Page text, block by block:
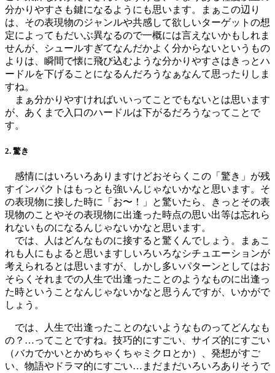
分かりやすさも鍵になるようにも思います。まぁこの辺り
は、その表現物のジャンルや共感して欲しいターゲットの想
定によってもだいぶ異なるので一概には言えないかもしれま
せんが、シュールすぎてなんだかよく分からないというもの
よりは、瞬間で懐に飛び込むような分かりやすさはきっとハ
ードルを下げることになるんだろうなぁなんて思ったりしま
すね。
まぁ分かりやすければいいってことでもないとは思います
が、あくまで入口のハードルは下がるだろうなってことで
す。
2. 驚き
感情にはいろいろありますけどおそらくこの「驚き」が残
すインパクトはもっとも強いんじゃないかなと思います。そ
の表現物に接した時に「お〜！」と驚いたら、きっとその表
現物のことやその表現物に出逢った時点の思い出等は忘れら
れないものになるんじゃないかなと思います。
では、人はどんなものに接すると驚くんでしょう。まぁこ
れも人にもよると思いますしいろいろなシチュエーションが
考えられるとは思いますが、しかし多いパターンとしてはお
そらくそれまでの人生で出逢ったことのようなものに出逢っ
た時ということなんじゃないかなと思うんですが、いかがで
しょう。
では、人生で出逢ったことのないようなものってどんなも
の？…ってことですね。技巧的にすごい、サイズ的にすごい
（バカでかいとかめちゃくちゃミクロとか）、発想がすご
い、物語やドラマ的にすごい…まだまだいろいろありそうで